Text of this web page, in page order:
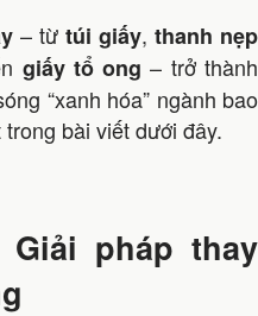
– từ túi giấy, thanh nẹp
giấy tổ ong – trở thành
“xanh hóa” ngành bao
bài viết dưới đây.
pháp thay